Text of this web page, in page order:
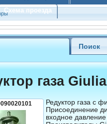
Схема проезда
Поиск
газа
Редуктор газа с
Присоединение
входное